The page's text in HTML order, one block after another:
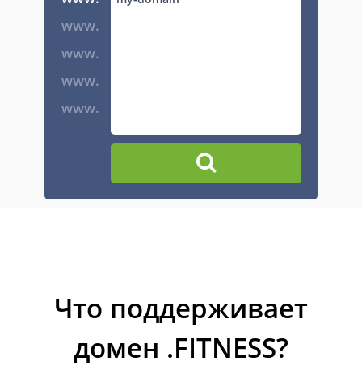
www.
www.
www.
www.
Что поддерживает
домен .FITNESS?